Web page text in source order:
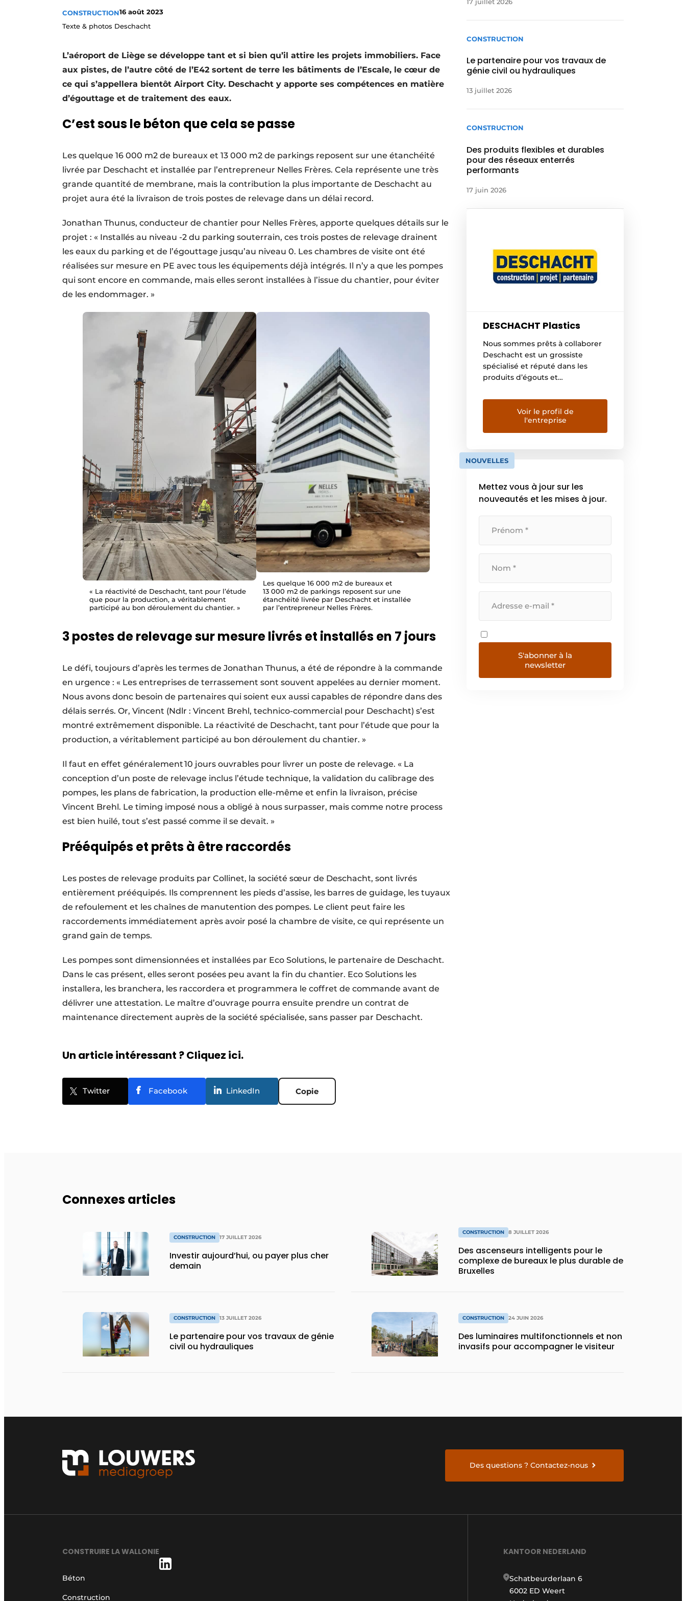
Termes et conditions
Video’s
CONSTRUCTION16 août 2023
Texte & photos Deschacht
L’aéroport de Liège se développe tant et si bien qu’il attire les projets immobiliers. Face
aux pistes, de l’autre côté de l’E42 sortent de terre les bâtiments de l’Escale, le cœur de
ce qui s’appellera bientôt Airport City. Deschacht y apporte ses compétences en matière
d’égouttage et de traitement des eaux.
C’est sous le béton que cela se passe
Les quelque 16 000 m2 de bureaux et 13 000 m2 de parkings reposent sur une étanchéité
livrée par Deschacht et installée par l’entrepreneur Nelles Frères. Cela représente une très
grande quantité de membrane, mais la contribution la plus importante de Deschacht au
projet aura été la livraison de trois postes de relevage dans un délai record.
Jonathan Thunus, conducteur de chantier pour Nelles Frères, apporte quelques détails sur le
projet : « Installés au niveau -2 du parking souter­rain, ces trois postes de relevage drainent
les eaux du parking et de l’égouttage jusqu’au niveau 0. Les chambres de visite ont été
réalisées sur mesure en PE avec tous les équipements déjà intégrés. Il n’y a que les pompes
qui sont encore en commande, mais elles seront installées à l’issue du chantier, pour éviter
de les endommager. »
« La réactivité de Deschacht, tant pour l’étude
que pour la production, a véritablement
participé au bon déroulement du chantier. »
Les quelque 16 000 m2 de bureaux et
13 000 m2 de parkings reposent sur une
étanchéité livrée par Deschacht et installée
par l’entrepreneur Nelles Frères.
3 postes de relevage sur mesure livrés et installés en 7 jours
Le défi, toujours d’après les termes de Jonathan Thunus, a été de répondre à la commande
en urgence : « Les entreprises de terrassement sont souvent appelées au dernier moment.
Nous avons donc besoin de partenaires qui soient eux aussi capables de répondre dans des
délais serrés. Or, Vincent (Ndlr : Vincent Brehl, technico-commercial pour Deschacht) s’est
montré extrêmement disponible. La réactivité de Deschacht, tant pour l’étude que pour la
production, a véritablement participé au bon déroulement du chantier. »
Il faut en effet généralement 10 jours ouvrables pour livrer un poste de relevage. « La
conception d’un poste de relevage inclus l’étude technique, la validation du calibrage des
pompes, les plans de fabrication, la production elle-même et enfin la livraison, précise
Vincent Brehl. Le timing imposé nous a obligé à nous surpasser, mais comme notre process
est bien huilé, tout s’est passé comme il se devait. »
Prééquipés et prêts à être raccordés
Les postes de relevage produits par Collinet, la société sœur de Deschacht, sont livrés
entièrement prééquipés. Ils comprennent les pieds d’assise, les barres de guidage, les tuyaux
de refoulement et les chaînes de manutention des pompes. Le client peut faire les
raccordements immédiatement après avoir posé la chambre de visite, ce qui représente un
grand gain de temps.
Les pompes sont dimensionnées et installées par Eco Solutions, le partenaire de Deschacht.
Dans le cas présent, elles seront posées peu avant la fin du chantier. Eco Solutions les
installera, les branchera, les raccordera et programmera le coffret de commande avant de
délivrer une attestation. Le maître d’ouvrage pourra ensuite prendre un contrat de
maintenance directement auprès de la société spécialisée, sans passer par Deschacht.
Un article intéressant ? Cliquez ici.
Twitter Facebook LinkedIn Copie
CONSTRUCTION
Le partenaire pour vos travaux de
génie civil ou hydrauliques
13 juillet 2026
CONSTRUCTION
Des produits flexibles et durables
pour des réseaux enterrés
performants
17 juin 2026
DESCHACHT Plastics
Nous sommes prêts à collaborer
Deschacht est un grossiste
spécialisé et réputé dans les
produits d’égouts et
toiture, de façade et d’isolation,
ainsi que les films. Nos clients
sont aussi bien des
professionnels de la construction
comprend des marques
connues, mais aussi une gamme
Voir le profil de
l'entreprise
NOUVELLES
Mettez vous à jour sur les
nouveautés et les mises à jour.
S'abonner à la
newsletter
Connexes articles
CONSTRUCTION 17 JUILLET 2026
Investir aujourd’hui, ou payer plus cher
demain
CONSTRUCTION 13 JUILLET 2026
Le partenaire pour vos travaux de génie
civil ou hydrauliques
CONSTRUCTION 8 JUILLET 2026
Des ascenseurs intelligents pour le
complexe de bureaux le plus durable de
Bruxelles
CONSTRUCTION 24 JUIN 2026
Des luminaires multifonctionnels et non
invasifs pour accompagner le visiteur
Des questions ? Contactez-nous
CONSTRUIRE LA WALLONIE
Béton
Construction
KANTOOR NEDERLAND
Schatbeurderlaan 6
6002 ED Weert